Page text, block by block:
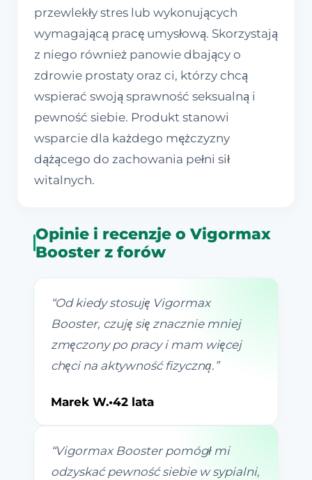
przewlekły stres lub wykonujących
wymagającą pracę umysłową. Skorzystają
z niego również panowie dbający o
zdrowie prostaty oraz ci, którzy chcą
wspierać swoją sprawność seksualną i
pewność siebie. Produkt stanowi
wsparcie dla każdego mężczyzny
dążącego do zachowania pełni sił
witalnych.
Opinie i recenzje o Vigormax
Booster z forów
“Od kiedy stosuję Vigormax
Booster, czuję się znacznie mniej
zmęczony po pracy i mam więcej
chęci na aktywność fizyczną. ”
Marek W.•42 lata
“Vigormax Booster pomógł mi
odzyskać pewność siebie w sypialni,